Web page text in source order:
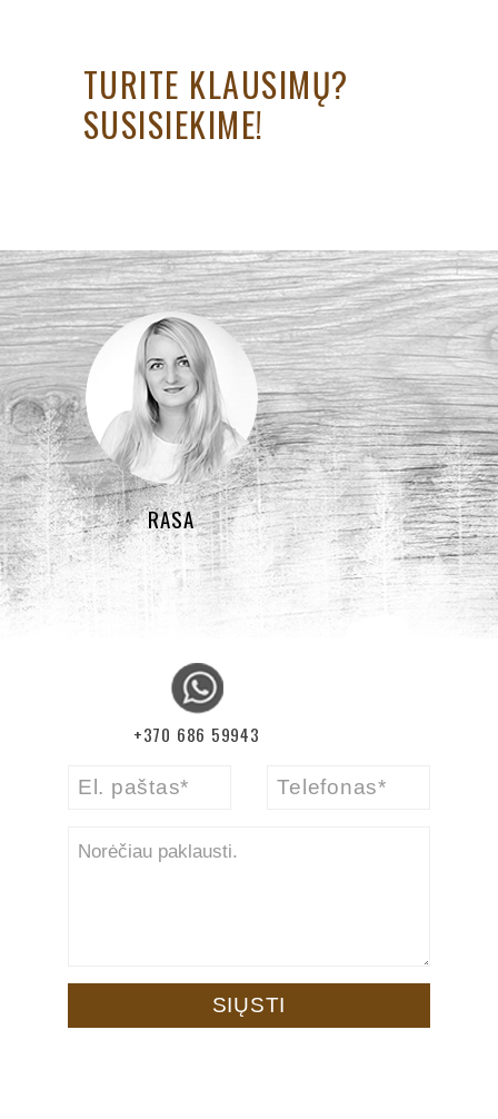
TURITE KLAUSIMŲ?
SUSISIEKIME!
RASA
+370 686 59943